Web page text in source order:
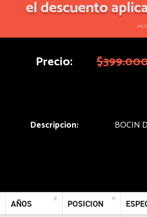
Precio:
Descripcion: BOCIN
AÑOS POSICION